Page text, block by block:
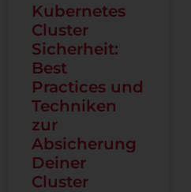
Kubernetes
Cluster
Sicherheit:
Best
Practices und
Techniken
zur
Absicherung
Deiner
Cluster